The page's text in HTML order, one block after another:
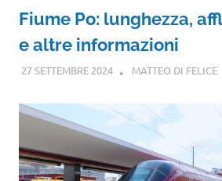
Fiume Po: lunghezza,
e altre informazioni
27 SETTEMBRE 2024 MATTEO DI FELICE